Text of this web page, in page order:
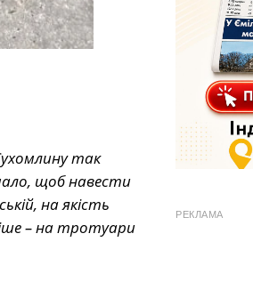
так
щоб навести
на якість
– на тротуари
РЕКЛАМА